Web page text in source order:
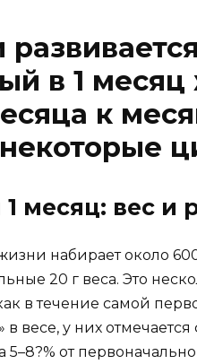
в 1 месяц
к
месяц: вес и
набирает около
20 г веса. Это
в течение самой
в весе, у них
от